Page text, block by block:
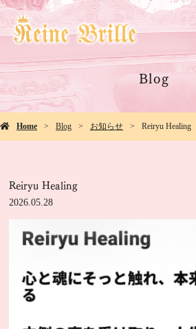
Blog
Home Blog お知らせ Reiryu Healing
Reiryu Healing
2026.05.28